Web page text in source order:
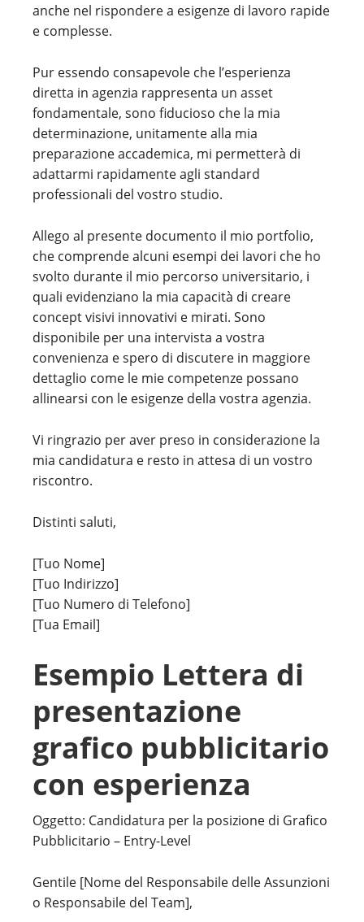
anche nel rispondere a esigenze di lavoro rapide
e complesse.
Pur essendo consapevole che l’esperienza
diretta in agenzia rappresenta un asset
fondamentale, sono fiducioso che la mia
determinazione, unitamente alla mia
preparazione accademica, mi permetterà di
adattarmi rapidamente agli standard
professionali del vostro studio.
Allego al presente documento il mio portfolio,
che comprende alcuni esempi dei lavori che ho
svolto durante il mio percorso universitario, i
quali evidenziano la mia capacità di creare
concept visivi innovativi e mirati. Sono
disponibile per una intervista a vostra
convenienza e spero di discutere in maggiore
dettaglio come le mie competenze possano
allinearsi con le esigenze della vostra agenzia.
Vi ringrazio per aver preso in considerazione la
mia candidatura e resto in attesa di un vostro
riscontro.
Distinti saluti,
[Tuo Nome]
[Tuo Indirizzo]
[Tuo Numero di Telefono]
[Tua Email]
Esempio Lettera di
presentazione
grafico pubblicitario
con esperienza
Oggetto: Candidatura per la posizione di Grafico
Pubblicitario – Entry-Level
Gentile [Nome del Responsabile delle Assunzioni
o Responsabile del Team],